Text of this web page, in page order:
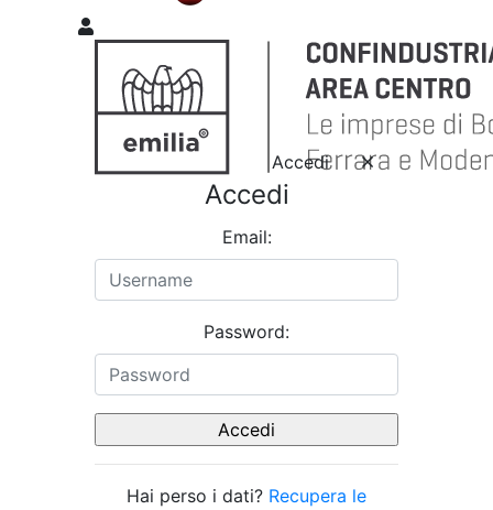
Accedi
Accedi
Email:
Password:
Hai perso i dati? Recupera le